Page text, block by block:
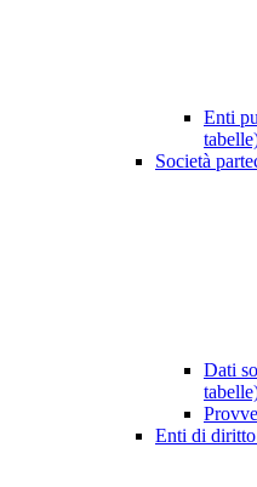
Enti
Società
Dati
Enti di